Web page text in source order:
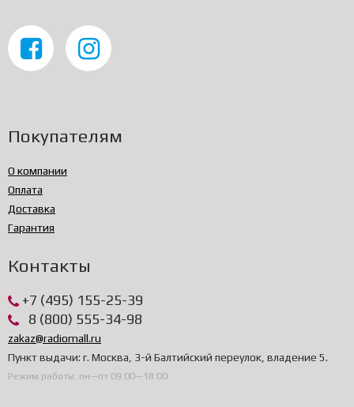
Покупателям
О компании
Оплата
Доставка
Гарантия
Контакты
+7 (495) 155-25-39
8 (800) 555-34-98
zakaz@radiomall.ru
Пункт выдачи: г. Москва, 3-й Балтийский переулок, владение 5.
Режим работы: пн—пт 09:00—18:00